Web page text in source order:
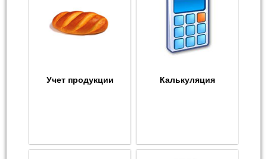
Учет продукции Калькуляция